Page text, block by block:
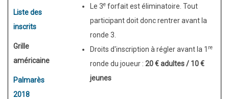
Liste des
inscrits
Grille
américaine
Palmarès
2018
Le 3e forfait est éliminatoire. Tout
participant doit donc rentrer avant la
ronde 3.
Droits d'inscription à régler avant la 1 re
ronde du joueur : 20 € adultes / 10 €
jeunes